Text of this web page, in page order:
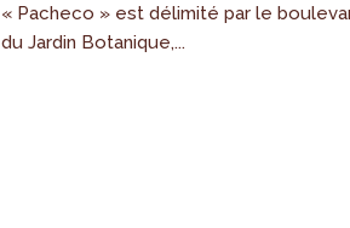
« Pacheco » est délimité par le
du Jardin Botanique,...